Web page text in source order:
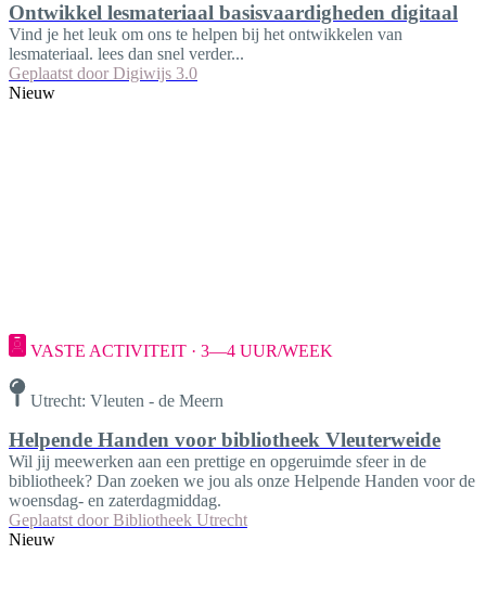
Ontwikkel lesmateriaal basisvaardigheden digitaal
Vind je het leuk om ons te helpen bij het ontwikkelen van
lesmateriaal. lees dan snel verder...
Geplaatst door Digiwijs 3.0
Nieuw
VASTE ACTIVITEIT · 3—4 UUR/WEEK
Utrecht: Vleuten - de Meern
Helpende Handen voor bibliotheek Vleuterweide
Wil jij meewerken aan een prettige en opgeruimde sfeer in de
bibliotheek? Dan zoeken we jou als onze Helpende Handen voor de
woensdag- en zaterdagmiddag.
Geplaatst door Bibliotheek Utrecht
Nieuw